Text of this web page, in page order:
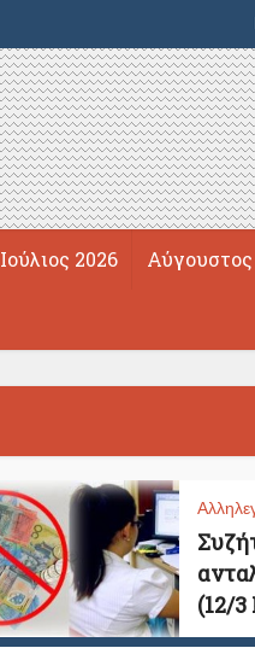
Ιούλιος 2026 Αύγουστος
(12/